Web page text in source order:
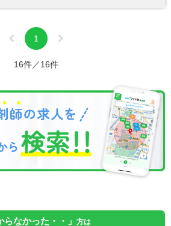
1
16件／16件
らなかった・・」 方は